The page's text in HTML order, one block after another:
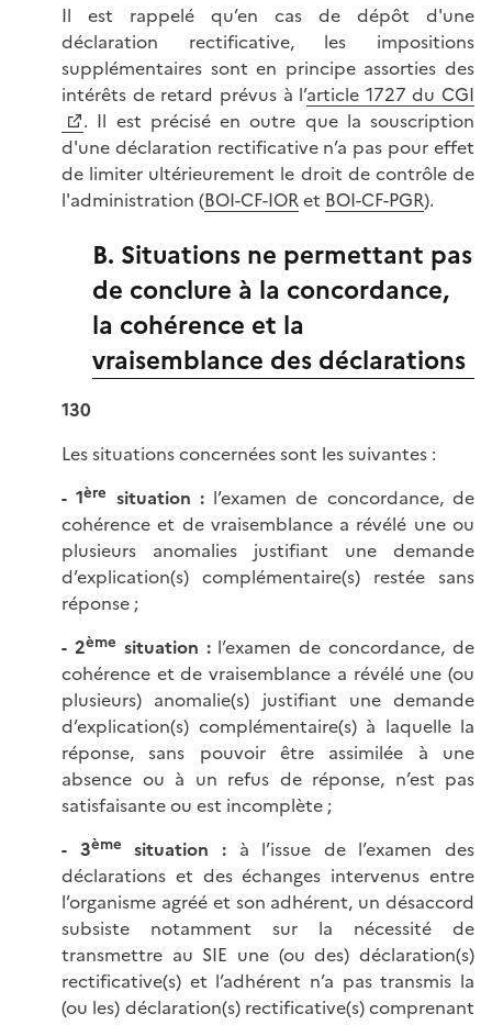
Il est rappelé qu’en cas de dépôt d'une
déclaration rectificative, les impositions
supplémentaires sont en principe assorties des
intérêts de retard prévus à l’article 1727 du CGI
. Il est précisé en outre que la souscription
d'une déclaration rectificative n’a pas pour effet
de limiter ultérieurement le droit de contrôle de
l'administration (BOI-CF-IORet BOI-CF-PGR).
B. Situations ne permettant pas
de conclure à la concordance,
la cohérence et la
vraisemblance des déclarations
130
Les situations concernées sont les suivantes :
- 1ère situation :l’examen de concordance, de
cohérence et de vraisemblance a révélé une ou
plusieurs anomalies justifiant une demande
d’explication(s) complémentaire(s) restée sans
réponse ;
- 2ème situation :l’examen de concordance, de
cohérence et de vraisemblance a révélé une (ou
plusieurs) anomalie(s) justifiant une demande
d’explication(s) complémentaire(s) à laquelle la
réponse, sans pouvoir être assimilée à une
absence ou à un refus de réponse, n’est pas
satisfaisante ou est incomplète ;
- 3ème situation :à l’issue de l’examen des
déclarations et des échanges intervenus entre
l’organisme agréé et son adhérent, un désaccord
subsiste notamment sur la nécessité de
transmettre au SIE une (ou des) déclaration(s)
rectificative(s) et l’adhérent n’a pas transmis la
(ou les) déclaration(s) rectificative(s) comprenant